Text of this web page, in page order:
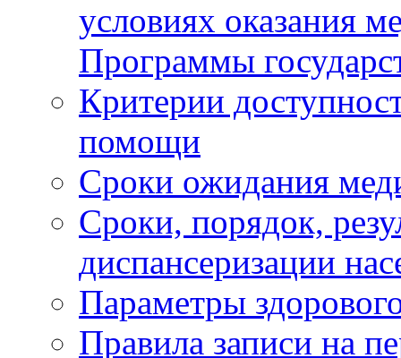
условиях оказания
Программы
Критерии
помощи
Сроки ожидания
Сроки, порядок,
диспансеризации
Параметры
Правила записи на